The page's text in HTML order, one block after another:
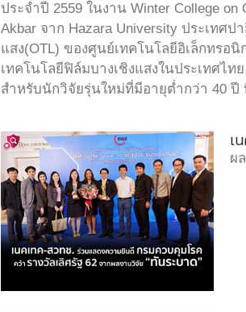
ประจำปี 2559 ในงาน Winter College
Akbar จาก Hazara University ประเทศ
แสง(OTL) ของศูนย์เทคโนโลยีอิเล็กทรอ
เทคโนโลยีฟิล์มบางเชิงแสงในประเทศไท
สำหรับนักวิจัยรุ่นใหม่ที่มีอายุต่ำกว่า 40 ปี
เ
ผ